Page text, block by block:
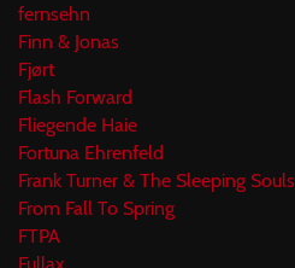
fernsehn
Finn & Jonas
Fjørt
Flash Forward
Fliegende Haie
Fortuna Ehrenfeld
Frank Turner & The Sleeping Souls
From Fall To Spring
FTPA